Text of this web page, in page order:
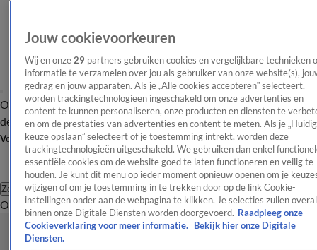
OverzichtAfleveringen Entertainment TV Algemeen
Tip
de redactieNieuwsbrief
Volg Shownieuws
Zoeken
OverzichtEntertainmentSpraakmakendRealityCrimeVideo's
Jouw cookievoorkeuren
Wij en onze 29 partners gebruiken cookies en vergelijkbare technieken
informatie te verzamelen over jou als gebruiker van onze website(s),
gedrag en jouw apparaten. Als je „Alle cookies accepteren” selecteert,
worden trackingtechnologieën ingeschakeld om onze advertenties en
content te kunnen personaliseren, onze producten en diensten te
en om de prestaties van advertenties en content te meten. Als je
keuze opslaan” selecteert of je toestemming intrekt, worden deze
trackingtechnologieën uitgeschakeld. We gebruiken dan enkel
essentiële cookies om de website goed te laten functioneren en veilig te
houden. Je kunt dit menu op ieder moment opnieuw openen om je
wijzigen of om je toestemming in te trekken door op de link Cookie-
instellingen onder aan de webpagina te klikken. Je selecties zullen overal
binnen onze Digitale Diensten worden doorgevoerd. Raadpleeg onze
Cookieverklaring voor meer informatie.
Bekijk hier onze Digitale
Diensten.